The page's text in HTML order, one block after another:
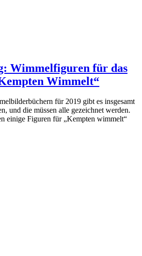
Wimmelfiguren für das
Wimmelt“
für 2019 gibt es insgesamt
und die müssen alle gezeichnet werden.
einige Figuren für „Kempten wimmelt“